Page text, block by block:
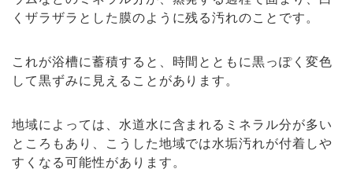
くザラザラとした膜のように残る汚れのことです。
これが浴槽に蓄積すると、時間とともに黒っぽく変色
して黒ずみに見えることがあります。
地域によっては、水道水に含まれるミネラル分が多い
ところもあり、こうした地域では水垢汚れが付着しや
すくなる可能性があります。